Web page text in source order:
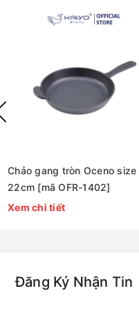
Chảo gang tròn Oceno size
22cm [mã OFR-1402]
Xem chi tiết
Đăng Ký Nhận Tin